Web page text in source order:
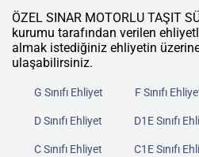
ÖZEL SINAR MOTORLU TAŞIT
kurumu tarafından verilen
almak istediğiniz ehliyetin
ulaşabilirsiniz.
G Sınıfı Ehliyet F Sınıfı
D Sınıfı Ehliyet D1E Sınıfı
C Sınıfı Ehliyet C1E Sınıfı